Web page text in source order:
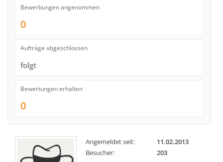
Bewerbungen angenommen
0
Aufträge abgeschlossen
folgt
Bewertungen erhalten
0
Angemeldet seit:
11.02.2013
Besucher:
203